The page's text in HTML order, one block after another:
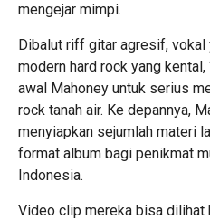
mengejar mimpi.
Dibalut riff gitar agresif, vokal
modern hard rock yang kental,
awal Mahoney untuk serius
rock tanah air. Ke depannya,
menyiapkan sejumlah materi
format album bagi penikmat
Indonesia.
Video clip mereka bisa dilihat